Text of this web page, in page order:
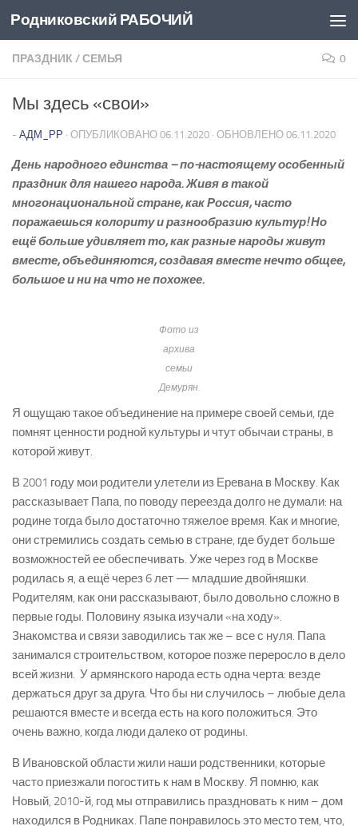
Перейти к содержимому
Родниковский РАБОЧИЙ
ПРАЗДНИК /СЕМЬЯ 0
Мы здесь «свои»
- АДМ_РР · ОПУБЛИКОВАНО 06.11.2020 · ОБНОВЛЕНО 06.11.2020
День народного единства – по-настоящему особенный
праздник для нашего народа. Живя в такой
многонациональной стране, как Россия, часто
поражаешься колориту и разнообразию культур! Но
ещё больше удивляет то, как разные народы живут
вместе, объединяются, создавая вместе нечто общее,
большое и ни на что не похожее.
Фото из
архива
семьи
Демурян.
Я ощущаю такое объединение на примере своей семьи, где
помнят ценности родной культуры и чтут обычаи страны, в
которой живут.
В 2001 году мои родители улетели из Еревана в Москву. Как
рассказывает Папа, по поводу переезда долго не думали: на
родине тогда было достаточно тяжелое время. Как и многие,
они стремились создать семью в стране, где будет больше
возможностей ее обеспечивать. Уже через год в Москве
родилась я, а ещё через 6 лет — младшие двойняшки.
Родителям, как они рассказывают, было довольно сложно в
первые годы. Половину языка изучали «на ходу».
Знакомства и связи заводились так же – все с нуля. Папа
занимался строительством, которое позже переросло в дело
всей жизни. У армянского народа есть одна черта: везде
держаться друг за друга. Что бы ни случилось – любые дела
решаются вместе и всегда есть на кого положиться. Это
очень важно, когда люди далеко от родины.
В Ивановской области жили наши родственники, которые
часто приезжали погостить к нам в Москву. Я помню, как
Новый, 2010-й, год мы отправились праздновать к ним – дом
находился в Родниках. Папе понравилось это место тем, что,